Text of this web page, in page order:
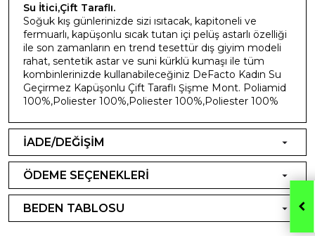
Su İtici,Çift Taraflı.
Soğuk kış günlerinizde sizi ısıtacak, kapitoneli ve
fermuarlı, kapüşonlu sıcak tutan içi pelüş astarlı özelliği
ile son zamanların en trend tesettür dış giyim modeli
rahat, sentetik astar ve suni kürklü kumaşı ile tüm
kombinlerinizde kullanabileceğiniz DeFacto Kadın Su
Geçirmez Kapüşonlu Çift Taraflı Şişme Mont. Poliamid
100%,Poliester 100%,Poliester 100%,Poliester 100%
İADE/DEĞİŞİM
ÖDEME SEÇENEKLERİ
BEDEN TABLOSU